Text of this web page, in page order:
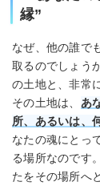
縁”
なぜ、他の誰で
取るのでしょう
の土地と、非常
その土地は、 あ
所、あるいは、
なたの魂にとっ
る場所なのです
たをその場所へ